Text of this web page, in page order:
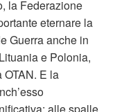
la Federazione
eternare la
Guerra anche in
e Polonia,
E la
alle spalle